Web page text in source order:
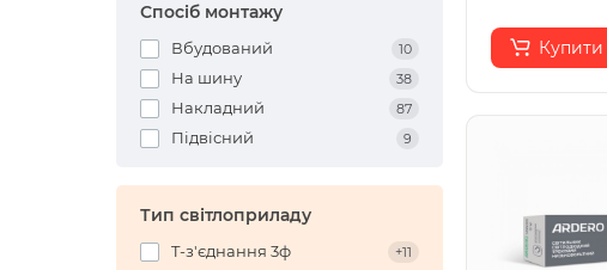
Спосіб монтажу
Вбудований 10
На шину 38
Накладний 87
Підвісний 9
Тип світлоприладу
T-з'єднання 3ф +11
Купити